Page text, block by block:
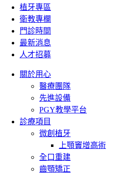
植牙專區
衛教專欄
門診時間
最新消息
人才招募
關於用心
醫療團隊
先進設備
PGY教學平台
診療項目
微創植牙
上顎竇增高術
全口重建
齒顎矯正